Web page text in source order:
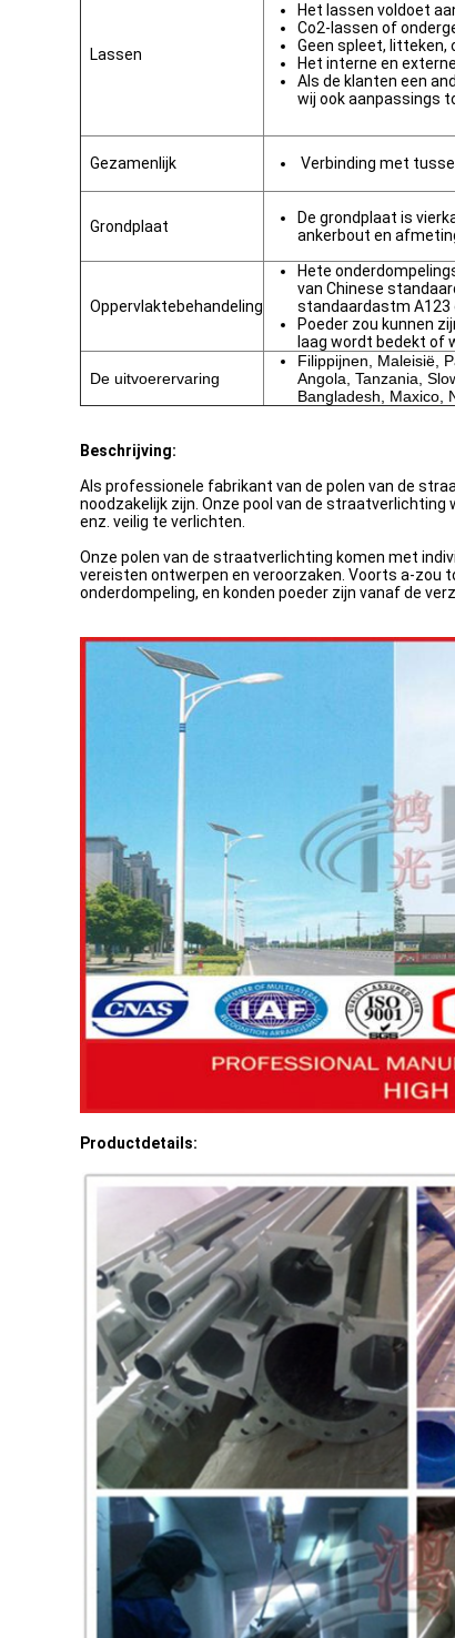
Lassen
Het lassen voldoet
Co2-lassen of
Geen spleet, litteken,
Het interne en
Als de klanten een
wij ook aanpassings
Gezamenlijk Verbinding met
Grondplaat
De grondplaat is
ankerbout en
Oppervlaktebehandeling
Hete
van Chinese
standaardastm A123
Poeder zou kunnen
laag wordt bedekt of
De uitvoerervaring
Filippijnen, Maleisië,
Angola, Tanzania,
Bangladesh, Maxico,
Beschrijving:
Als professionele fabrikant van de polen van de
noodzakelijk zijn. Onze pool van de
enz. veilig te verlichten.
Onze polen van de straatverlichting komen met
vereisten ontwerpen en veroorzaken. Voorts a-zou
onderdompeling, en konden poeder zijn vanaf de
Productdetails: